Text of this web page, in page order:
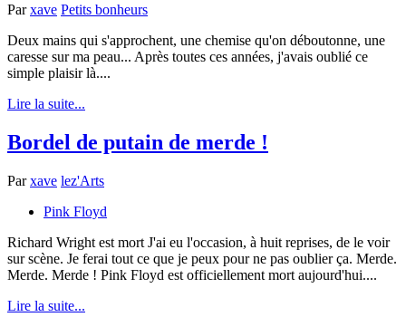
Parxave Petits bonheurs
Deux mains qui s'approchent, une chemise qu'on déboutonne, une
caresse sur ma peau... Après toutes ces années, j'avais oublié ce
simple plaisir là....
Lire la suite...
Bordel de putain de merde !
Parxave lez'Arts
Pink Floyd
Richard Wright est mort J'ai eu l'occasion, à huit reprises, de le voir
sur scène. Je ferai tout ce que je peux pour ne pas oublier ça. Merde.
Merde. Merde ! Pink Floyd est officiellement mort aujourd'hui....
Lire la suite...